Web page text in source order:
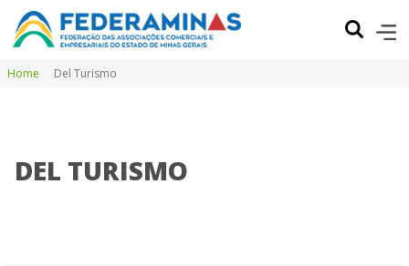
Home Del Turismo
DEL TURISMO